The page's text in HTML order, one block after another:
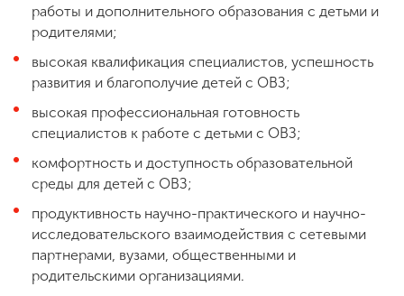
работы и дополнительного образования с детьми и
родителями;
высокая квалификация специалистов, успешность
развития и благополучие детей с ОВЗ;
высокая профессиональная готовность
специалистов к работе с детьми с ОВЗ;
комфортность и доступность образовательной
среды для детей с ОВЗ;
продуктивность научно-практического и научно-
исследовательского взаимодействия с сетевыми
партнерами, вузами, общественными и
родительскими организациями.